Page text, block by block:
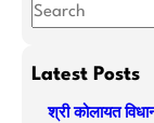
S
aLatest Posts
श्री कोलायत